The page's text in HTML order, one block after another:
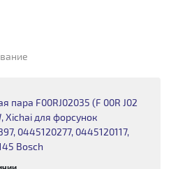
пара F00RJ02035 (F 00R J02
Xichai для форсунок
0445120277, 0445120117,
Bosch